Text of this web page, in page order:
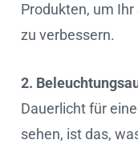
Produkten, um
zu verbessern.
2.
Dauerlicht für
sehen, ist das,